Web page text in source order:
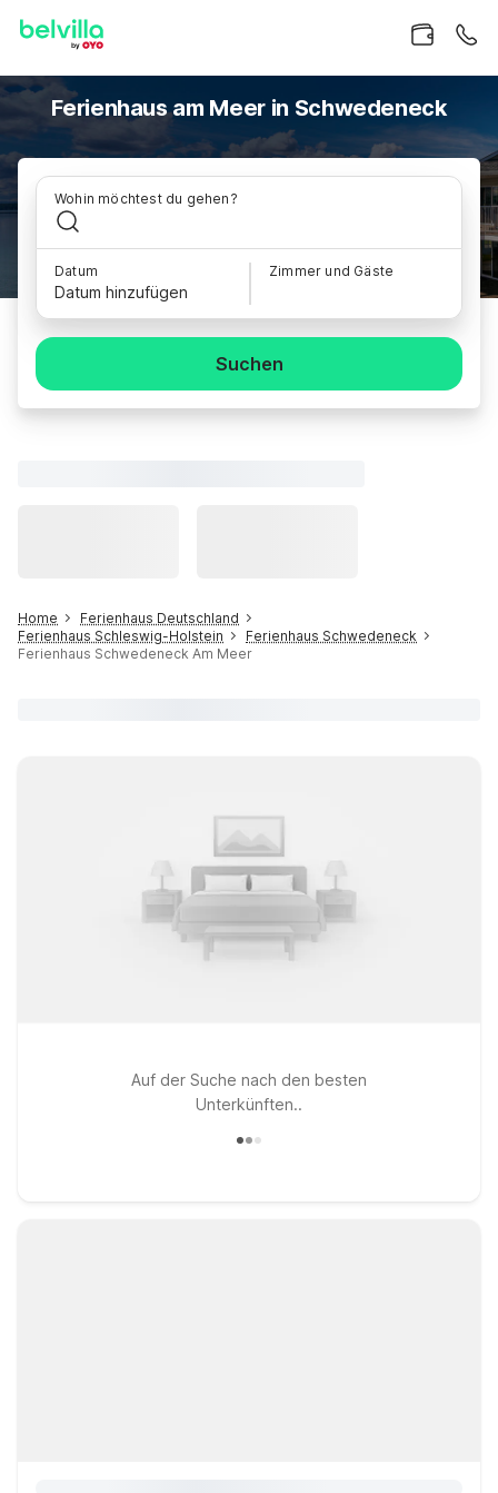
Ferienhaus am Meer in Schwedeneck
Wohin möchtest du gehen?
Datum
Datum hinzufügen
Zimmer und Gäste
Suchen
Home
Ferienhaus Deutschland
Ferienhaus Schleswig-Holstein
Ferienhaus Schwedeneck
Ferienhaus Schwedeneck Am Meer
Auf der Suche nach den besten
Unterkünften..